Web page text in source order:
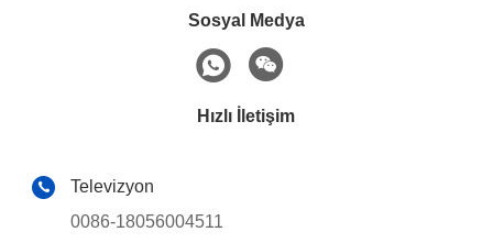
Sosyal Medya
Hızlı İletişim
Televizyon
0086-18056004511